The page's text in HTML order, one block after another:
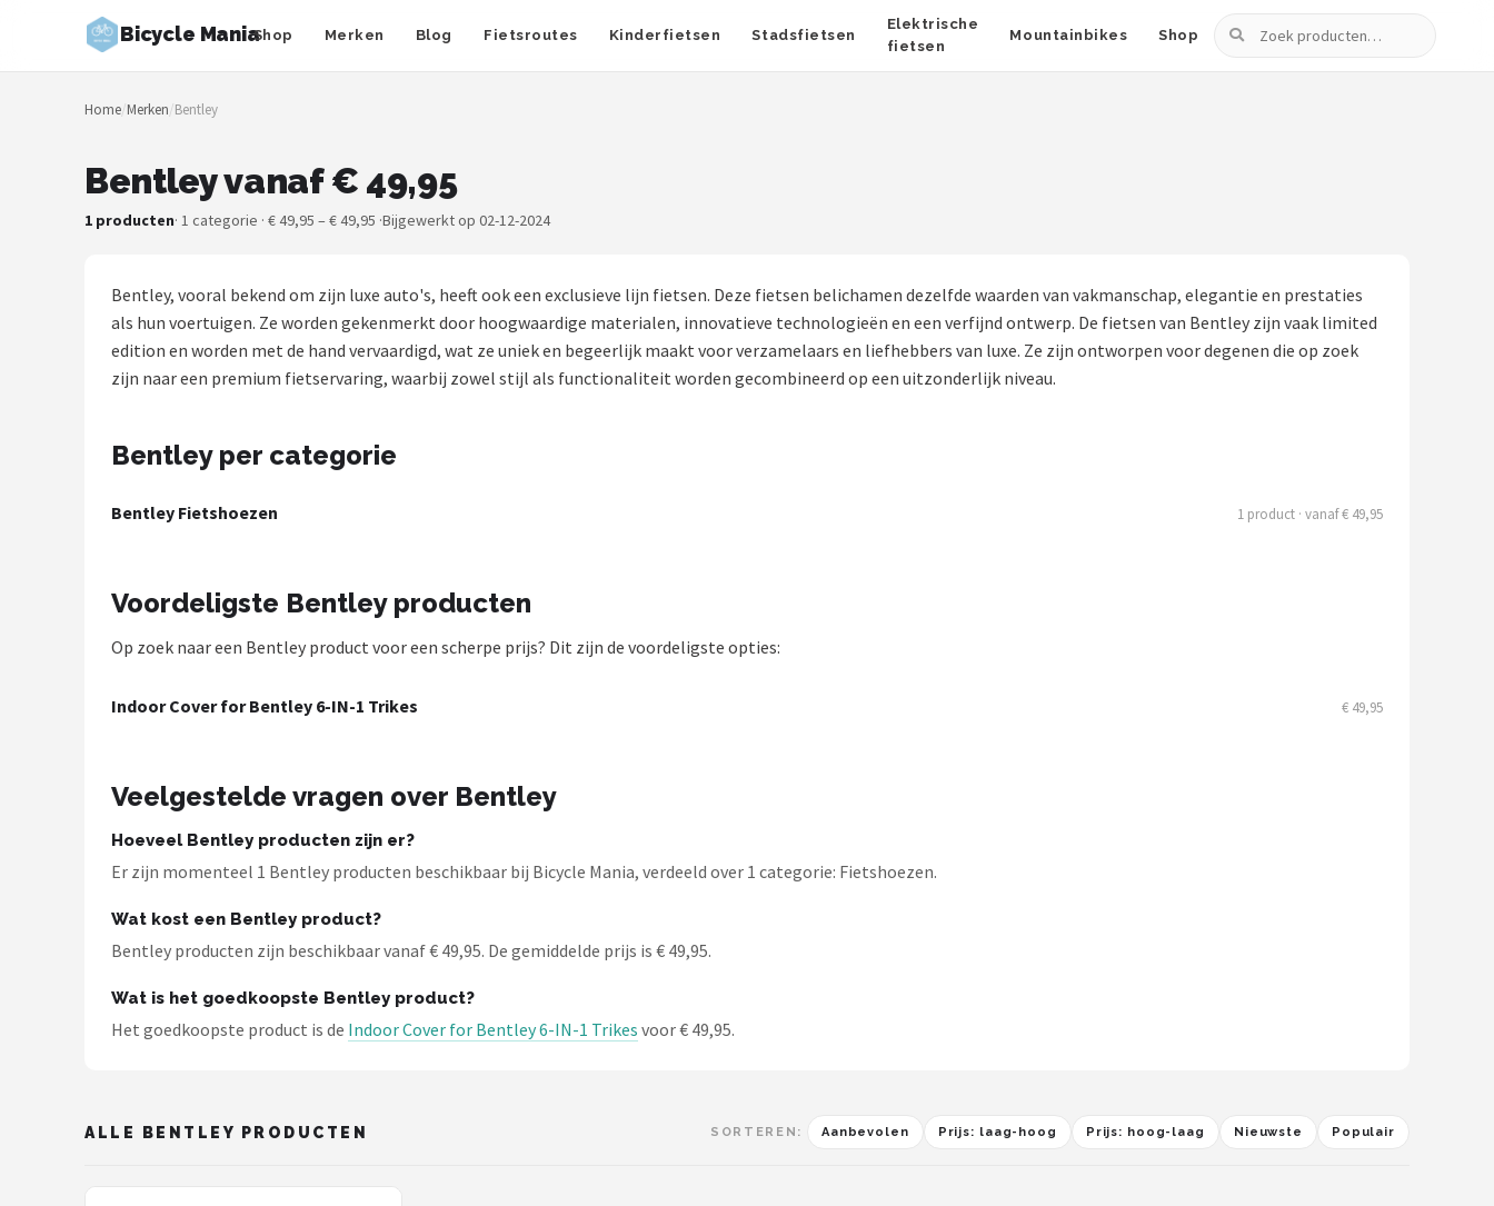
Bicycle ManiaShop Merken Blog Fietsroutes Kinderfietsen Stadsfietsen
Elektrische
fietsen
Mountainbikes Shop
Zoeken
Zoeken
NAVIGATIE
Merken
Fietsroutes
Kinderfietsen
BBB Cycling
Schwalbe
Home/Merken/Bentley
Bentley vanaf € 49,95
1 producten· 1 categorie · € 49,95 – € 49,95 ·Bijgewerkt op 02-12-2024
Bentley, vooral bekend om zijn luxe auto's, heeft ook een exclusieve lijn fietsen. Deze fietsen belichamen dezelfde waarden van vakmanschap, elegantie en prestaties
als hun voertuigen. Ze worden gekenmerkt door hoogwaardige materialen, innovatieve technologieën en een verfijnd ontwerp. De fietsen van Bentley zijn vaak limited
edition en worden met de hand vervaardigd, wat ze uniek en begeerlijk maakt voor verzamelaars en liefhebbers van luxe. Ze zijn ontworpen voor degenen die op zoek
zijn naar een premium fietservaring, waarbij zowel stijl als functionaliteit worden gecombineerd op een uitzonderlijk niveau.
Bentley per categorie
Bentley Fietshoezen 1 product · vanaf € 49,95
Voordeligste Bentley producten
Op zoek naar een Bentley product voor een scherpe prijs? Dit zijn de voordeligste opties:
Indoor Cover for Bentley 6-IN-1 Trikes € 49,95
Veelgestelde vragen over Bentley
Hoeveel Bentley producten zijn er?
Er zijn momenteel 1 Bentley producten beschikbaar bij Bicycle Mania, verdeeld over 1 categorie: Fietshoezen.
Wat kost een Bentley product?
Bentley producten zijn beschikbaar vanaf € 49,95. De gemiddelde prijs is € 49,95.
Wat is het goedkoopste Bentley product?
Het goedkoopste product is de Indoor Cover for Bentley 6-IN-1 Trikes voor € 49,95.
ALLE BENTLEY PRODUCTEN SORTEREN: Aanbevolen Prijs: laag-hoog Prijs: hoog-laag Nieuwste Populair